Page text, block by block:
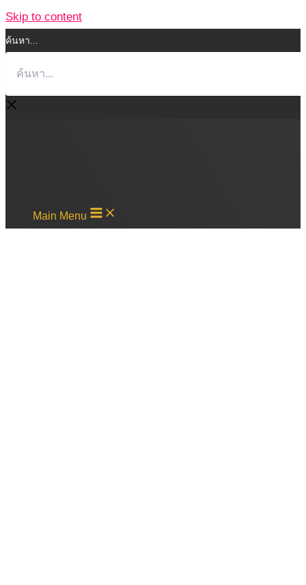
Skip to content
ค้นหา...
Main Menu